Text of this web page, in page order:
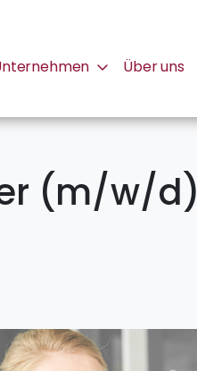
Über uns
(m/w/d)